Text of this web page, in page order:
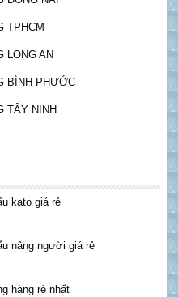
TPHCM
LONG AN
BÌNH PHƯỚC
TÂY NINH
kato giá rẻ
nâng người giá rẻ
hàng rẻ nhất